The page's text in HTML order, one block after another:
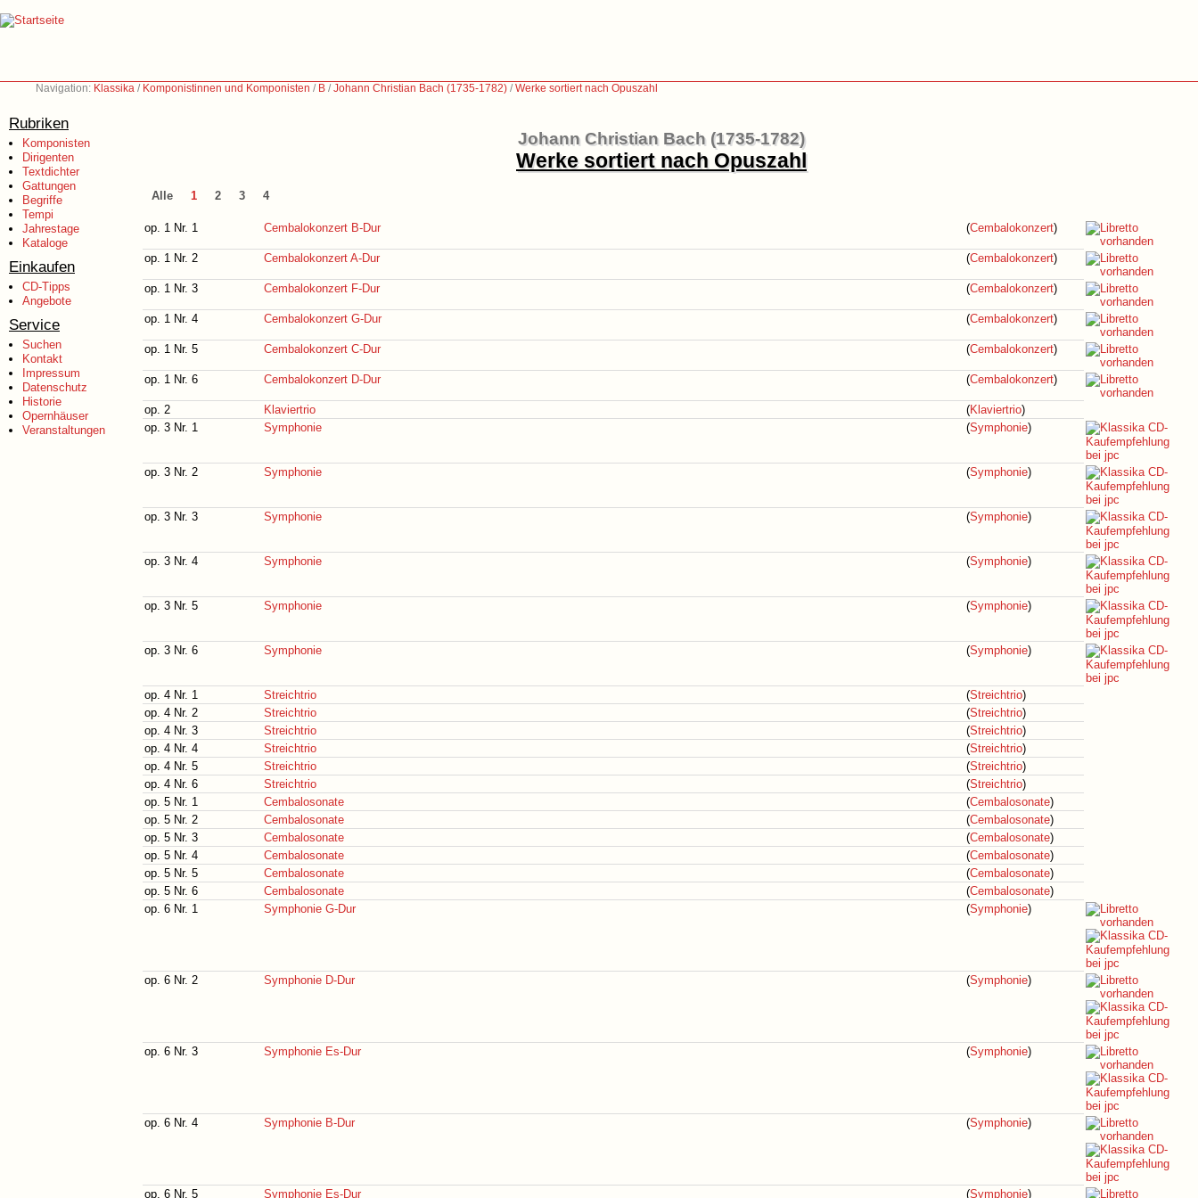
Navigation: Klassika / Komponistinnen und Komponisten / B /Johann Christian Bach (1735-1782) /Werke sortiert nach Opuszahl
Rubriken
Komponisten
Dirigenten
Textdichter
Gattungen
Begriffe
Tempi
Jahrestage
Kataloge
Einkaufen
CD-Tipps
Angebote
Service
Suchen
Kontakt
Impressum
Datenschutz
Historie
Opernhäuser
Veranstaltungen
Johann Christian Bach (1735-1782)
Werke sortiert nach Opuszahl
Alle 1 2 3 4
op. 1 Nr. 1 Cembalokonzert B-Dur (Cembalokonzert)
op. 1 Nr. 2 Cembalokonzert A-Dur (Cembalokonzert)
op. 1 Nr. 3 Cembalokonzert F-Dur (Cembalokonzert)
op. 1 Nr. 4 Cembalokonzert G-Dur (Cembalokonzert)
op. 1 Nr. 5 Cembalokonzert C-Dur (Cembalokonzert)
op. 1 Nr. 6 Cembalokonzert D-Dur (Cembalokonzert)
op. 2 Klaviertrio (Klaviertrio)
op. 3 Nr. 1
Symphonie (Symphonie)
op. 3 Nr. 2 Symphonie (Symphonie)
op. 3 Nr. 3 Symphonie (Symphonie)
op. 3 Nr. 4 Symphonie (Symphonie)
op. 3 Nr. 5 Symphonie (Symphonie)
op. 3 Nr. 6 Symphonie (Symphonie)
op. 4 Nr. 1 Streichtrio (Streichtrio)
op. 4 Nr. 2
Streichtrio (Streichtrio)
op. 4 Nr. 3
Streichtrio (Streichtrio)
op. 4 Nr. 4
Streichtrio (Streichtrio)
op. 4 Nr. 5
Streichtrio (Streichtrio)
op. 4 Nr. 6
Streichtrio (Streichtrio)
op. 5 Nr. 1
Cembalosonate (Cembalosonate)
op. 5 Nr. 2
Cembalosonate (Cembalosonate)
op. 5 Nr. 3
Cembalosonate (Cembalosonate)
op. 5 Nr. 4
Cembalosonate (Cembalosonate)
op. 5 Nr. 5
Cembalosonate (Cembalosonate)
op. 5 Nr. 6
Cembalosonate (Cembalosonate)
op. 6 Nr. 1
Symphonie G-Dur (Symphonie)
op. 6 Nr. 2 Symphonie D-Dur (Symphonie)
op. 6 Nr. 3 Symphonie Es-Dur (Symphonie)
op. 6 Nr. 4 Symphonie B-Dur (Symphonie)
op. 6 Nr. 5 Symphonie Es-Dur (Symphonie)